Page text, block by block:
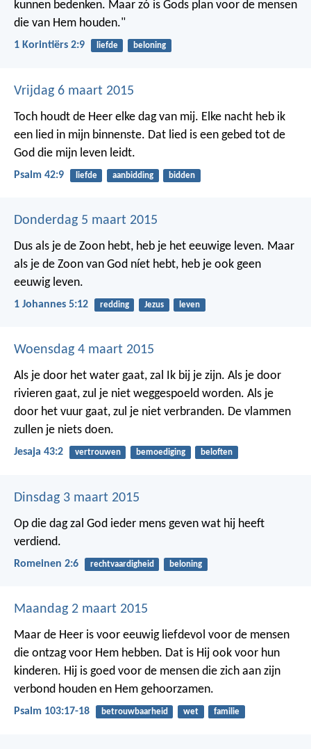
kunnen bedenken. Maar zó is Gods plan voor de mensen
die van Hem houden."
1 Korintiërs 2:9 liefde beloning
Vrijdag 6 maart 2015
Toch houdt de Heer elke dag van mij. Elke nacht heb ik
een lied in mijn binnenste. Dat lied is een gebed tot de
God die mijn leven leidt.
Psalm 42:9 liefde aanbidding bidden
Donderdag 5 maart 2015
Dus als je de Zoon hebt, heb je het eeuwige leven. Maar
als je de Zoon van God níet hebt, heb je ook geen
eeuwig leven.
1 Johannes 5:12 redding Jezus leven
Woensdag 4 maart 2015
Als je door het water gaat, zal Ik bij je zijn. Als je door
rivieren gaat, zul je niet weggespoeld worden. Als je
door het vuur gaat, zul je niet verbranden. De vlammen
zullen je niets doen.
Jesaja 43:2 vertrouwen bemoediging beloften
Dinsdag 3 maart 2015
Op die dag zal God ieder mens geven wat hij heeft
verdiend.
Romeinen 2:6 rechtvaardigheid beloning
Maandag 2 maart 2015
Maar de Heer is voor eeuwig liefdevol voor de mensen
die ontzag voor Hem hebben. Dat is Hij ook voor hun
kinderen. Hij is goed voor de mensen die zich aan zijn
verbond houden en Hem gehoorzamen.
Psalm 103:17-18 betrouwbaarheid wet familie